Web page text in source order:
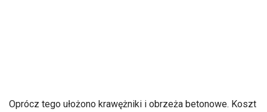
Oprócz tego ułożono krawężniki i obrzeża betonowe. Koszt